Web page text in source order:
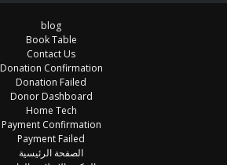
blog
Book Table
Contact Us
Donation Confirmation
Donation Failed
Donor Dashboard
Home Tech
Payment Confirmation
Payment Failed
الصفحة الرئيسية